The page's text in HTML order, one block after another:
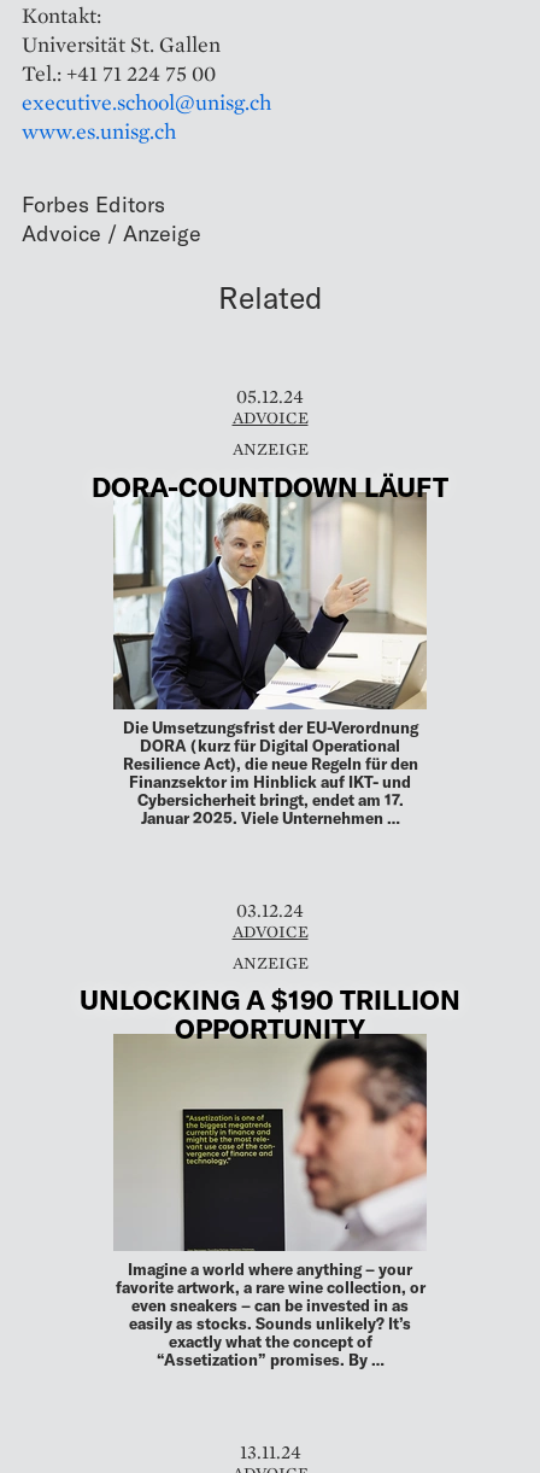
Kontakt:
Universität St. Gallen
Tel.: +41 71 224 75 00
executive.school@unisg.ch
www.es.unisg.ch
Forbes Editors
Related
05.12.24
ADVOICE
DORA-­COUNTDOWN LÄUFT
Die Umsetzungsfrist der EU-Verordnung
DORA (kurz für Digital Operational
Resilience Act), die neue Regeln für den
Finanzsektor im Hinblick auf IKT- und
Cybersicherheit bringt, endet am 17.
Januar 2025. Viele Unternehmen …
03.12.24
ADVOICE
UNLOCKING A $190 TRILLION
OPPORTUNITY
Imagine a world where anything – your
favorite artwork, a rare wine collection, or
even sneakers – can be invested in as
easily as stocks. Sounds unlikely? It’s
exactly what the concept of
“Assetization” promises. By …
13.11.24